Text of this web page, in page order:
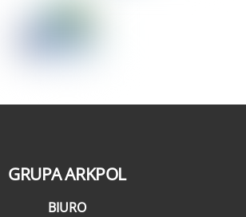
GRUPA ARKPOL
BIURO